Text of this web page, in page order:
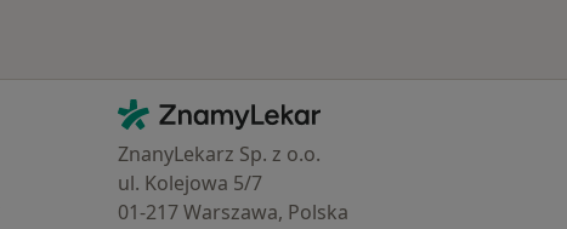
Kontakt
ZnamyLekar - Hlavní stránka
ZnanyLekarz Sp. z o.o.
ul. Kolejowa 5/7
01-217 Warszawa, Polska